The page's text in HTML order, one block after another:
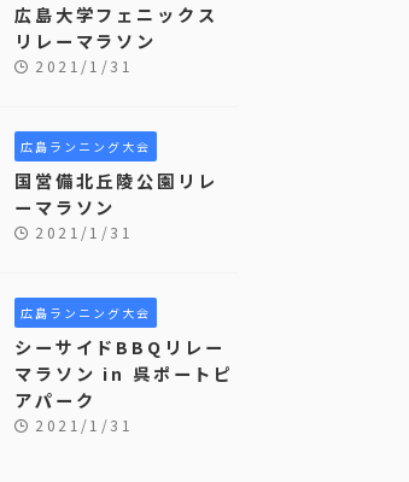
広島大学フェニックス
リレーマラソン
2021/1/31
広島ランニング大会
国営備北丘陵公園リレ
ーマラソン
2021/1/31
広島ランニング大会
シーサイドBBQリレー
マラソン in 呉ポートピ
アパーク
2021/1/31